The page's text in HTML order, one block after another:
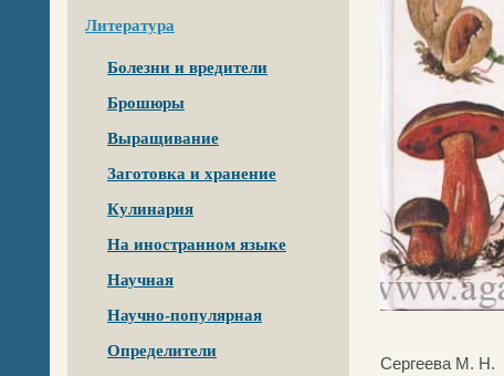
Литература
Болезни и вредители
Брошюры
Выращивание
Заготовка и хранение
Кулинария
На иностранном языке
Научная
Научно-популярная
Определители
Сергеева М. Н.